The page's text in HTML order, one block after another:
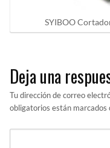
SYIBOO
Deja una
Tu dirección de correo
obligatorios están marcados